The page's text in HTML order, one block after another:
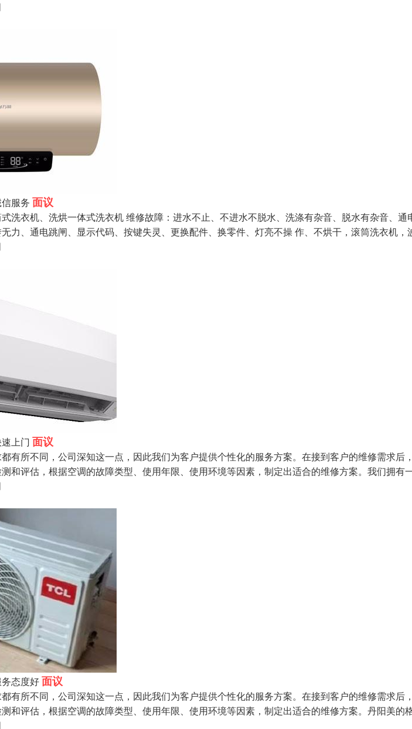
服务 面议
洗衣机、洗烘一体式洗衣机 维修故障：进水不止、不进水不脱水、洗涤有杂音、脱水有杂音、通
力、通电跳闸、显示代码、按键失灵、更换配件、换零件、灯亮不操 作、不烘干，滚筒洗衣机，
上门 面议
有所不同，公司深知这一点，因此我们为客户提供个性化的服务方案。在接到客户的维修需求后
和评估，根据空调的故障类型、使用年限、使用环境等因素，制定出适合的维修方案。我们拥有
态度好面议
有所不同，公司深知这一点，因此我们为客户提供个性化的服务方案。在接到客户的维修需求后
和评估，根据空调的故障类型、使用年限、使用环境等因素，制定出适合的维修方案。丹阳美的